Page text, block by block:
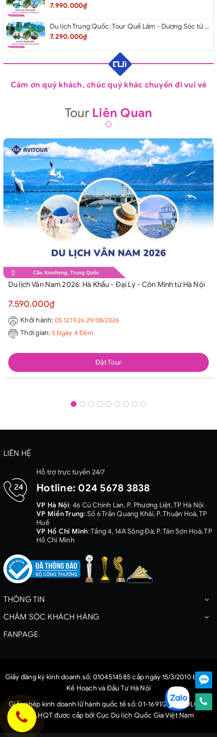
7.990.000₫
Du lịch Trung Quốc: Tour Quế Lâm - Dương Sóc từ Hà Nội 2026
7.290.000₫
Cảm ơn quý khách, chúc quý khác chuyến đi vui vẻ
Tour Liên Quan
Du lịch Vân Nam 2026: Hà Khẩu - Đại Lý - Côn Minh từ Hà Nội
7.590.000₫
Khởi hành: 05.12.19.26.29/08/2026
Thời gian: 5 Ngày 4 Đêm
Đặt Tour
LIÊN HỆ
Hỗ trợ trực tuyến 24/7
Hotline: 024 5678 3838
VP Hà Nội: 46 Cù Chính Lan, P. Phương Liệt, TP Hà Nội
VP Miền Trung: Số 6 Trần Quang Khải, P. Thuận Hoá, TP
Huế
VP Hồ Chí Minh: Tầng 4, 14A Sông Đà, P. Tân Sơn Hoà, TP
Hồ Chí Minh
THÔNG TIN
CHĂM SÓC KHÁCH HÀNG
FANPAGE
Giấy đăng ký kinh doanh số: 0104514585 cấp ngày 15/3/2010 bởi Sở
Kế Hoạch và Đầu Tư Hà Nội
Giấy phép kinh doanh lữ hành quốc tế số: 01-1691/2022/CDLQG-
GP LHQT được cấp bởi Cục Du lịch Quốc Gia Việt Nam